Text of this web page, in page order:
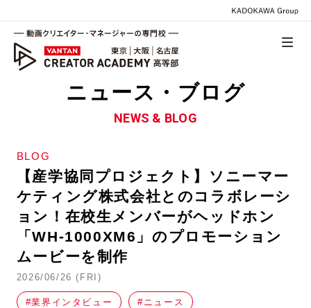
ニュース・ブログ
NEWS & BLOG
BLOG
【産学協同プロジェクト】ソニーマー
ケティング株式会社とのコラボレーシ
ョン！在校生メンバーがヘッドホン
「WH-1000XM6」のプロモーション
ムービーを制作
2026/06/26 (FRI)
#業界インタビュー #ニュース